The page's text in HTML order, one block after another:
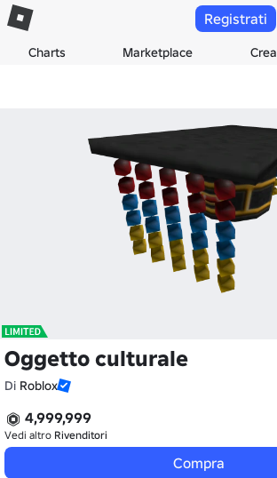
Charts Marketplace Crea
Registrati
Oggetto culturale
Di Roblox
4,999,999
Vedi altro Rivenditori
Compra